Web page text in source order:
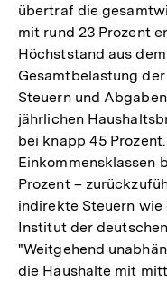
übertraf die
mit rund 23 Prozent
Höchststand aus
Gesamtbelastung
Steuern und
jährlichen
bei knapp 45
Einkommensklassen
Prozent –
indirekte Steuern
Institut der
"Weitgehend
die Haushalte mit